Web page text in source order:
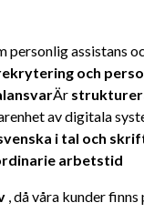
personlig assistans
och
Är
av digitala
i tal och
arbetstid
, då våra kunder